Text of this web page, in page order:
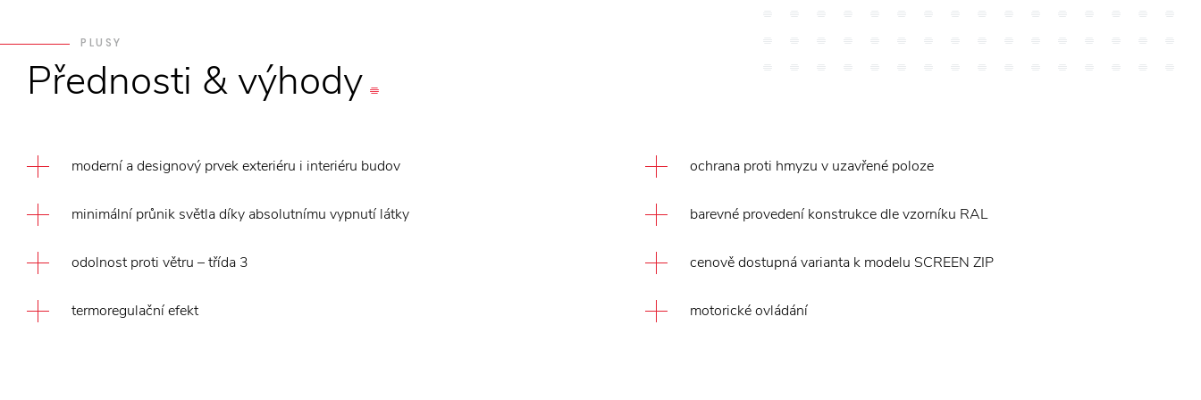
PLUSY
Přednosti &výhody
moderní a designový prvek exteriéru i interiéru budov
minimální průnik světla díky absolutnímu vypnutí látky
odolnost proti větru – třída 3
termoregulační efekt
ochrana proti hmyzu v uzavřené poloze
barevné provedení konstrukce dle vzorníku RAL
cenově dostupná varianta k modelu SCREEN ZIP
motorické ovládání